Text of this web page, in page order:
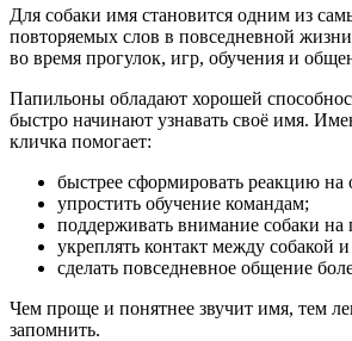
Для собаки имя становится одним из
повторяемых слов в повседневной
во время прогулок, игр, обучения и
Папильоны обладают хорошей
быстро начинают узнавать своё имя.
кличка помогает:
быстрее сформировать реакцию на
упростить обучение командам;
поддерживать внимание собаки на
укреплять контакт между собакой
сделать повседневное общение
Чем проще и понятнее звучит имя, тем
запомнить.